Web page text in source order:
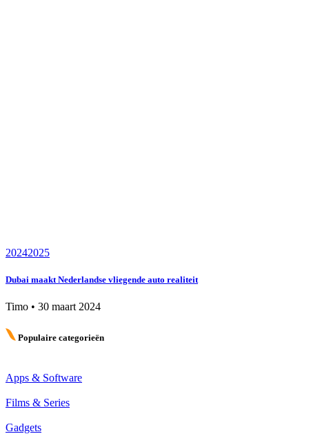
20242025
Dubai maakt Nederlandse vliegende auto realiteit
Timo • 30 maart 2024
Populaire categorieën
Apps & Software
Films & Series
Gadgets